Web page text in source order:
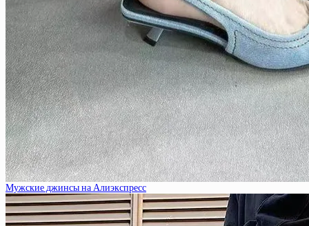
Мужские джинсы на Алиэкспресс